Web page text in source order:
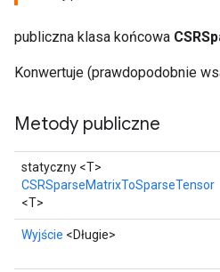
publiczna klasa końcowa
Konwertuje (prawdopodobnie
Metody publiczne
statyczny <T>
CSRSparseMatrixToSparseTensor
<T>
Wyjście <Długie>